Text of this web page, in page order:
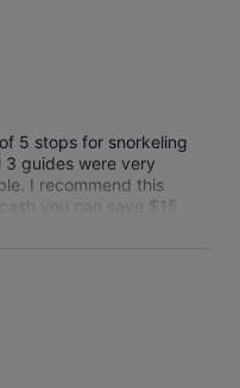
5 stops for snorkeling
3 guides were very
I recommend this
you can save $15
and REEF TOURS.